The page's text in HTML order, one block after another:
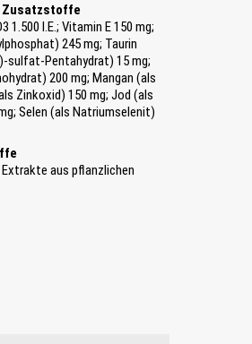
Zusatzstoffe
1.500 I.E.; Vitamin E 150 mg;
245 mg; Taurin
sulfat-Pentahydrat) 15 mg;
200 mg; Mangan (als
Zinkoxid) 150 mg; Jod (als
Selen (als Natriumselenit)
aus pflanzlichen